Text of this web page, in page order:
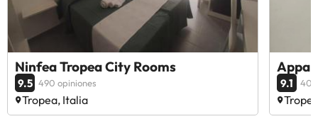
Ninfea Tropea City Rooms
9.5 490 opiniones
Tropea, Italia
9.1 40